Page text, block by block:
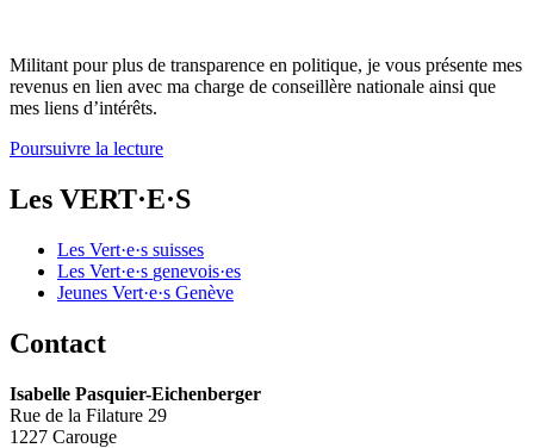
Militant pour plus de transparence en politique, je vous présente mes
revenus en lien avec ma charge de conseillère nationale ainsi que
mes liens d’intérêts.
Poursuivre la lecture
Les VERT·E·S
Les Vert·e·s suisses
Les Vert·e·s genevois·es
Jeunes Vert·e·s Genève
Contact
Isabelle Pasquier-Eichenberger
Rue de la Filature 29
1227 Carouge